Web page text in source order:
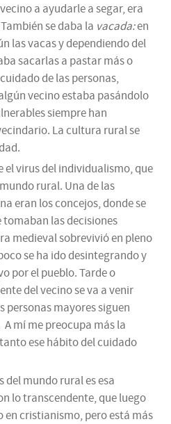
a ayudarle a segar, era
se daba la vacada:en
las vacas y dependiendo del
sacarlas a pastar más o
de las personas,
vecino estaba pasándolo
siempre han
La cultura rural se
virus del individualismo, que
rural. Una de las
eran los concejos, donde se
las decisiones
medieval sobrevivió en pleno
se ha ido desintegrando y
por el pueblo. Tarde o
del vecino se va a venir
personas mayores siguen
mí me preocupa más la
ese hábito del cuidado
mundo rural es esa
lo transcendente, que luego
en cristianismo, pero está más